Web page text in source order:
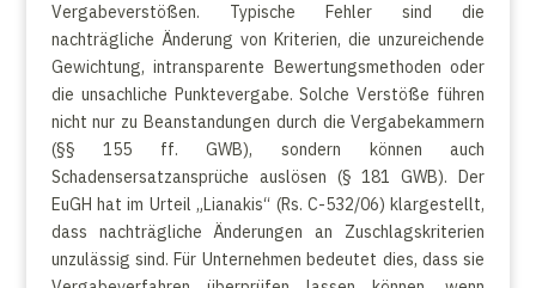
Vergabeverstößen. Typische Fehler sind die
nachträgliche Änderung von Kriterien, die unzureichende
Gewichtung, intransparente Bewertungsmethoden oder
die unsachliche Punktevergabe. Solche Verstöße führen
nicht nur zu Beanstandungen durch die Vergabekammern
(§§ 155 ff. GWB), sondern können auch
Schadensersatzansprüche auslösen (§ 181 GWB). Der
EuGH hat im Urteil „Lianakis“ (Rs. C-532/06) klargestellt,
dass nachträgliche Änderungen an Zuschlagskriterien
unzulässig sind. Für Unternehmen bedeutet dies, dass sie